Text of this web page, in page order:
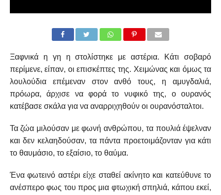
Ξαφνικά η γη η στολίστηκε με αστέρια. Κάτι σοβαρό
περίμενε, είπαν, οι επισκέπτες της. Χειμώνας και όμως τα
λουλούδια επέμεναν στον ανθό τους, η αμυγδαλιά,
πρόωρα, άρχισε να φορά το νυφικό της, ο ουρανός
κατέβασε σκάλα για να αναρριχηθούν οι ουρανόσταλτοι.
Τα ζώα μιλούσαν με φωνή ανθρώπου, τα πουλιά έψελναν
και δεν κελαηδούσαν, τα πάντα προετοιμάζονταν για κάτι
το θαυμάσιο, το εξαίσιο, το θαύμα.
Ένα φωτεινό αστέρι είχε σταθεί ακίνητο και κατεύθυνε το
ανέσπερο φως του προς μια φτωχική σπηλιά, κάπου εκεί,